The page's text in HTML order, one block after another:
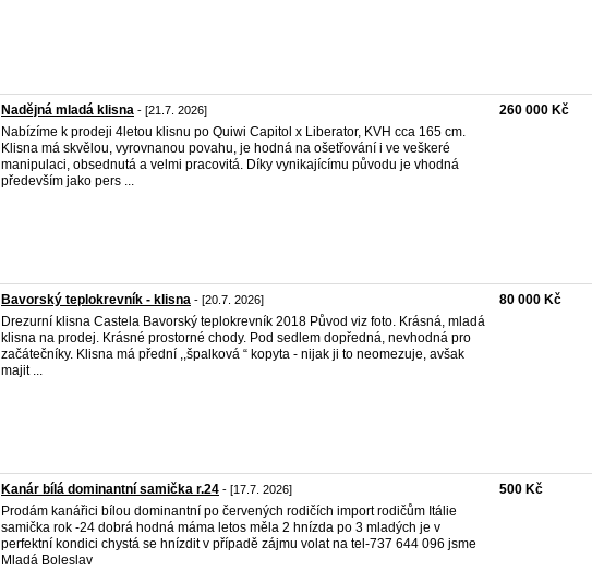
Nadějná mladá klisna - [21.7. 2026]
Nabízíme k prodeji 4letou klisnu po Quiwi Capitol x Liberator, KVH cca 165 cm.
Klisna má skvělou, vyrovnanou povahu, je hodná na ošetřování i ve veškeré
manipulaci, obsednutá a velmi pracovitá. Díky vynikajícímu původu je vhodná
především jako pers ...
260 000 Kč
Bavorský teplokrevník - klisna - [20.7. 2026]
Drezurní klisna Castela Bavorský teplokrevník 2018 Původ viz foto. Krásná, mladá
klisna na prodej. Krásné prostorné chody. Pod sedlem dopředná, nevhodná pro
začátečníky. Klisna má přední ,,špalková “ kopyta - nijak ji to neomezuje, avšak
majit ...
80 000 Kč
Kanár bílá dominantní samička r.24 - [17.7. 2026]
Prodám kanářici bílou dominantní po červených rodičích import rodičům Itálie
samička rok -24 dobrá hodná máma letos měla 2 hnízda po 3 mladých je v
perfektní kondici chystá se hnízdit v případě zájmu volat na tel-737 644 096 jsme
Mladá Boleslav
500 Kč